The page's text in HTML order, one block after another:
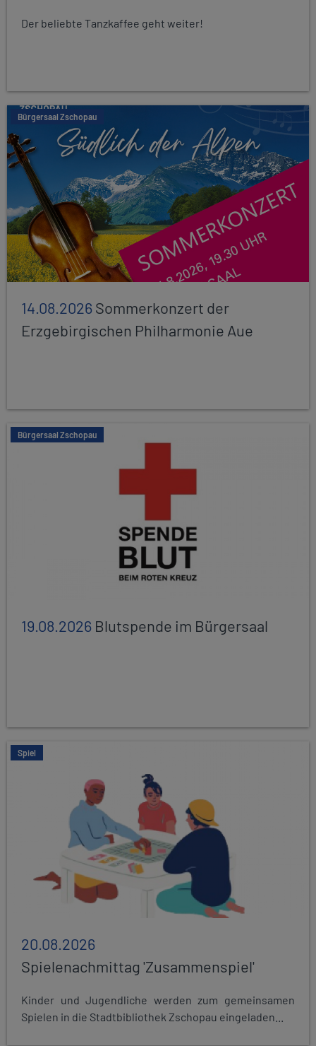
Der beliebte Tanzkaffee geht weiter!
Bürgersaal Zschopau
14.08.2026Sommerkonzert der
Erzgebirgischen Philharmonie Aue
Bürgersaal Zschopau
19.08.2026 Blutspende im Bürgersaal
Spiel
20.08.2026
Spielenachmittag 'Zusammenspiel'
Kinder und Jugendliche werden zum gemeinsamen
Spielen in die Stadtbibliothek Zschopau eingeladen...